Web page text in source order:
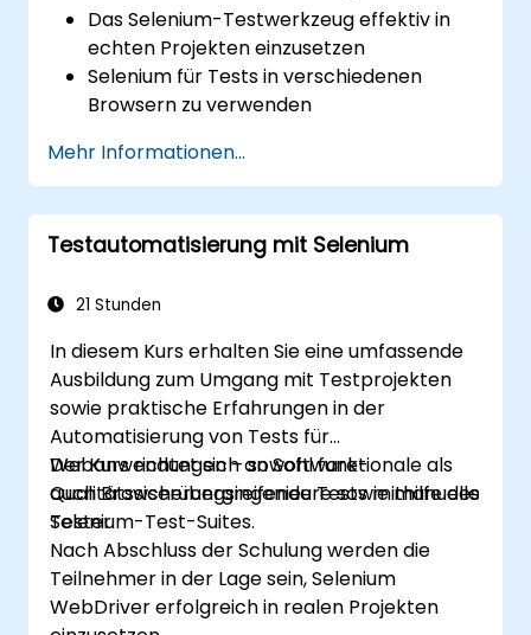
Das Selenium-Testwerkzeug effektiv in
echten Projekten einzusetzen
Selenium für Tests in verschiedenen
Browsern zu verwenden
gleichmäßig zu verteilen
Regressionstests mit Selenium im
Jenkins-Environment auszuführen
Testberichte sowie regelmäßige
erstellen
Mehr Informationen...
Testautomatisierung mit Selenium
21 Stunden
In diesem Kurs erhalten Sie eine umfassende
Ausbildung zum Umgang mit Testprojekten
sowie praktische Erfahrungen in der
Automatisierung von Tests für
Webanwendungen – sowohl funktionale als
auch Browserübergreifende Tests mithilfe des
Selenium-Test-Suites.
Der Kurs richtet sich an Software-
Qualitätssicherungsingenieure sowie manuelle
Tester.
Nach Abschluss der Schulung werden die
Teilnehmer in der Lage sein, Selenium
WebDriver erfolgreich in realen Projekten